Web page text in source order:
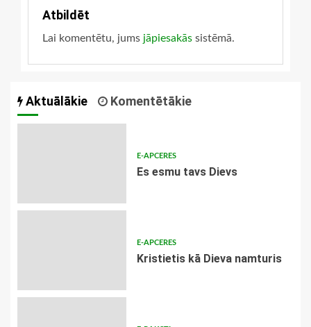
Atbildēt
Lai komentētu, jums jāpiesakās sistēmā.
Aktuālākie Komentētākie
E-APCERES
Es esmu tavs Dievs
E-APCERES
Kristietis kā Dieva namturis